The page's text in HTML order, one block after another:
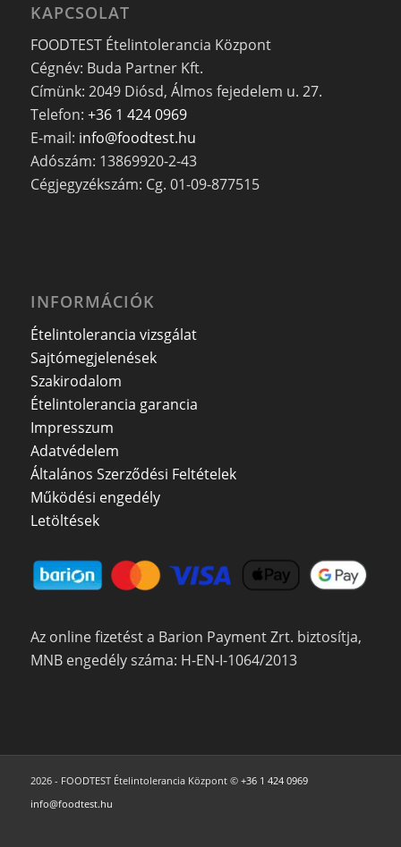
KAPCSOLAT
FOODTEST Ételintolerancia Központ
Cégnév: Buda Partner Kft.
Címünk: 2049 Diósd, Álmos fejedelem u. 27.
Telefon: +36 1 424 0969
E-mail: info@foodtest.hu
Adószám: 13869920-2-43
Cégjegyzékszám: Cg. 01-09-877515
INFORMÁCIÓK
Ételintolerancia vizsgálat
Sajtómegjelenések
Szakirodalom
Ételintolerancia garancia
Impresszum
Adatvédelem
Általános Szerződési Feltételek
Működési engedély
Letöltések
Az online fizetést a Barion Payment Zrt. biztosítja,
MNB engedély száma: H-EN-I-1064/2013
2026 - FOODTEST Ételintolerancia Központ © +36 1 424 0969
info@foodtest.hu